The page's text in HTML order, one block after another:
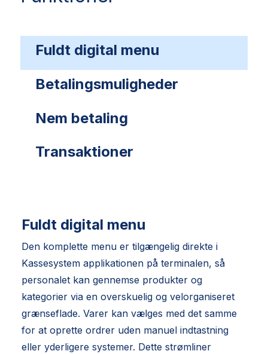
Fuldt digital menu
Betalingsmuligheder
Nem betaling
Transaktioner
Fuldt digital menu
Den komplette menu er tilgængelig direkte i
Kassesystem applikationen på terminalen, så
personalet kan gennemse produkter og
kategorier via en overskuelig og velorganiseret
grænseflade. Varer kan vælges med det samme
for at oprette ordrer uden manuel indtastning
eller yderligere systemer. Dette strømliner